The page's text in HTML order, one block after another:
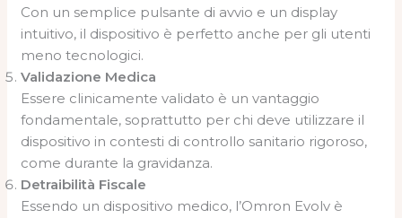
Con un semplice pulsante di avvio e un display
intuitivo, il dispositivo è perfetto anche per gli utenti
meno tecnologici.
Validazione Medica
Essere clinicamente validato è un vantaggio
fondamentale, soprattutto per chi deve utilizzare il
dispositivo in contesti di controllo sanitario rigoroso,
come durante la gravidanza.
Detraibilità Fiscale
Essendo un dispositivo medico, l’Omron Evolv è